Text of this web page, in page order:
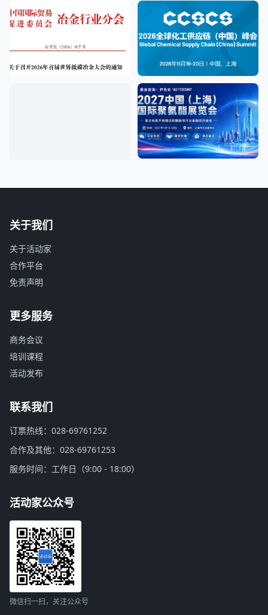
关于我们
关于活动家
合作平台
免责声明
更多服务
商务会议
培训课程
活动发布
联系我们
订票热线：028-69761252
合作及其他：028-69761253
服务时间：工作日（9:00 - 18:00）
活动家公众号
微信扫一扫，关注公众号